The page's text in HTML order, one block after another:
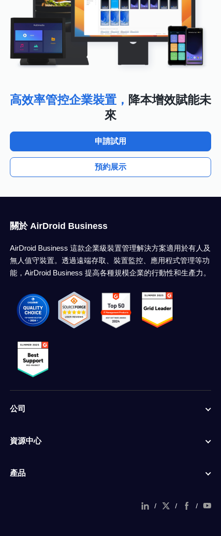
高效率管控企業裝置， 降本增效賦能未
來
申請試用
預約展示
關於 AirDroid Business
AirDroid Business 這款企業級裝置管理解決方案適用於有人及
無人值守裝置。透過遠端存取、裝置監控、應用程式管理等功
能，AirDroid Business 提高各種規模企業的行動性和生產力。
公司
資源中心
產品
/ / /